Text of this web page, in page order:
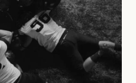
cara essas latinhas